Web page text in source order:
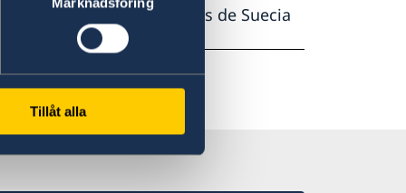
Tillåt alla
General de Migraciones de Suecia
recibio la decisión.